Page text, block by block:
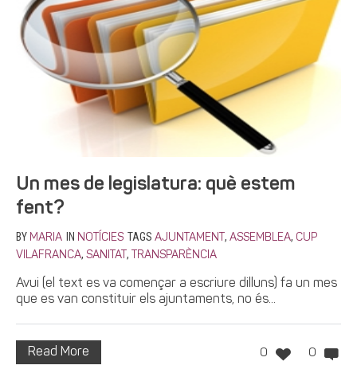
Un mes de legislatura: què estem
fent?
BY MARIA IN NOTÍCIES TAGS AJUNTAMENT , ASSEMBLEA, CUP
VILAFRANCA, SANITAT , TRANSPARÈNCIA
Avui (el text es va començar a escriure dilluns) fa un mes
que es van constituir els ajuntaments, no és...
0 0
Read More